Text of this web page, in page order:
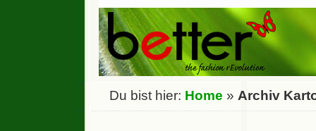
Du bist hier: Home » Archiv